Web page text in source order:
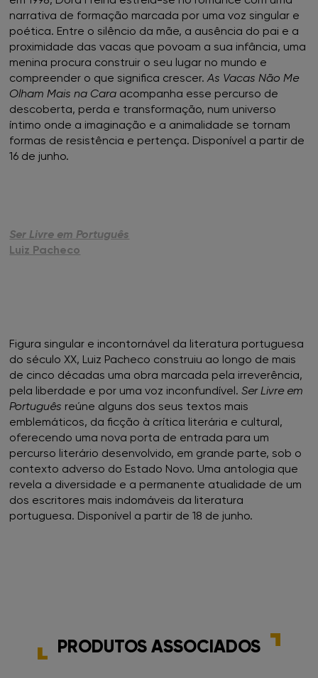
narrativa de formação marcada por uma voz singular e
poética. Entre o silêncio da mãe, a ausência do pai e a
proximidade das vacas que povoam a sua infância, uma
menina procura construir o seu lugar no mundo e
compreender o que significa crescer.As Vacas Não Me
Olham Mais na Cara acompanha esse percurso de
descoberta, perda e transformação, num universo
íntimo onde a imaginação e a animalidade se tornam
formas de resistência e pertença. Disponível a partir de
16 de junho.
Ser Livre em Português
Luiz Pacheco
Figura singular e incontornável da literatura portuguesa
do século XX, Luiz Pacheco construiu ao longo de mais
de cinco décadas uma obra marcada pela irreverência,
pela liberdade e por uma voz inconfundível.Ser Livre em
Português reúne alguns dos seus textos mais
emblemáticos, da ficção à crítica literária e cultural,
oferecendo uma nova porta de entrada para um
percurso literário desenvolvido, em grande parte, sob o
contexto adverso do Estado Novo. Uma antologia que
revela a diversidade e a permanente atualidade de um
dos escritores mais indomáveis da literatura
portuguesa. Disponível a partir de 18 de junho.
PRODUTOS ASSOCIADOS